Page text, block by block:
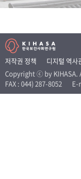
VR 역사관
저작권 정책 디지털 역사
Copyright ⓒ by KIHASA.
FAX : 044) 287-8052
E-